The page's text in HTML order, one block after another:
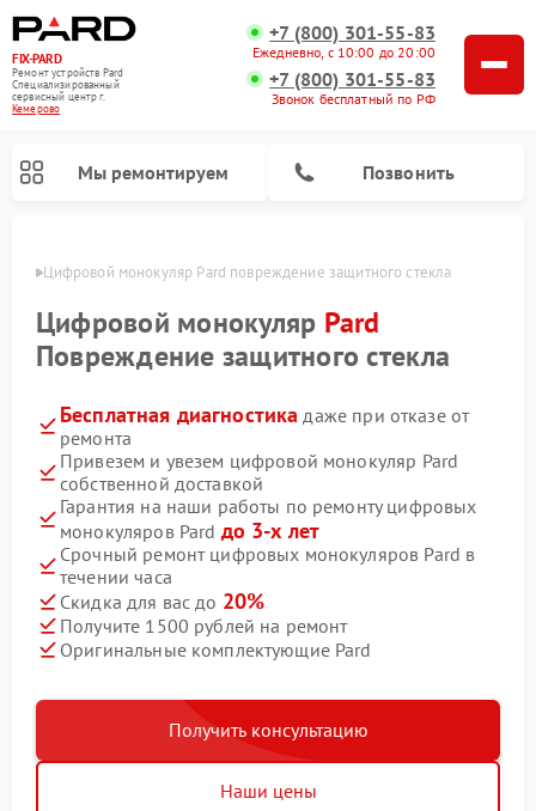
FIX-PARD
Ремонт устройств Pard
Специализированный
cервисный центр г.
Кемерово
+7 (800) 301-55-83
Ежедневно, с 10:00 до 20:00
+7 (800) 301-55-83
Звонок бесплатный по РФ
Мы ремонтируем Позвонить
Цифровой монокуляр Pard повреждение защитного стекла
Цифровой монокуляр Pard
Повреждение защитного стекла
Бесплатная диагностика даже при отказе от
ремонта
Привезем и увезем цифровой монокуляр Pard
собственной доставкой
Гарантия на наши работы по ремонту цифровых
монокуляров Pard до 3-х лет
Срочный ремонт цифровых монокуляров Pard в
течении часа
Скидка для вас до 20%
Получите 1500 рублей на ремонт
Оригинальные комплектующие Pard
Получить консультацию
Наши цены